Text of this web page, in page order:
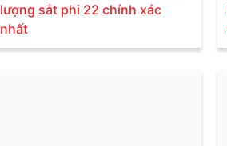
lượng sắt phi 22 chính xác
nhất